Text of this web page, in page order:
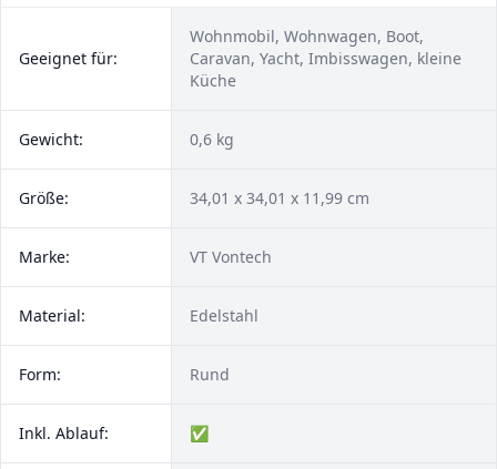
Geeignet für:
Wohnmobil, Wohnwagen, Boot,
Caravan, Yacht, Imbisswagen, kleine
Küche
Gewicht: 0,6 kg
Größe: ‎34,01 x 34,01 x 11,99 cm
Marke: VT Vontech
Material: Edelstahl
Form: Rund
Inkl. Ablauf: ✅